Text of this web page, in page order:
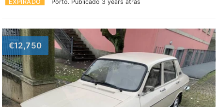
EXPIRADO Porto. Publicado 3 years atrás
€12,750